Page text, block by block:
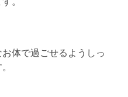
体で過ごせるようしっ